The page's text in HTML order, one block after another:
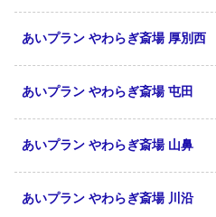
あいプラン やわらぎ斎場 厚別西
あいプラン やわらぎ斎場 屯田
あいプラン やわらぎ斎場 山鼻
あいプラン やわらぎ斎場 川沿